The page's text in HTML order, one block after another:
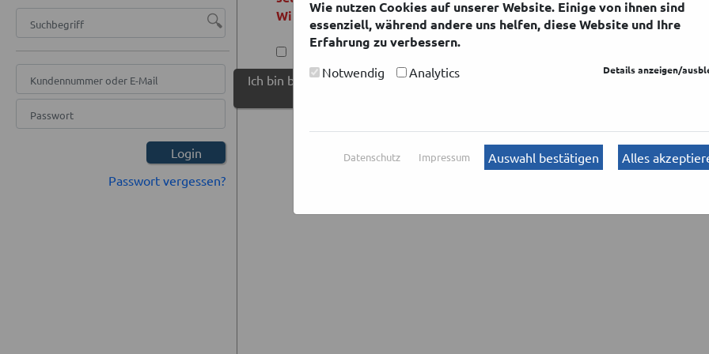
🔍
Login
Passwort vergessen?
Wir schließen keine Verträge mit Verbrauchern, § 13 BGB.
Hiermit bestätige ich, dass ich die Bestellung als Unternehmer im
Als neuer Kunde bestellen
Ich bin bereits Kunde. Jetzt
Wie nutzen Cookies auf unserer Website. Einige von ihnen sind
essenziell, während andere uns helfen, diese Website und Ihre
Erfahrung zu verbessern.
Notwendig Analytics Details anzeigen/
Datenschutz Impressum Auswahl bestätigen Alles